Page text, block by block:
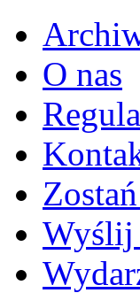
O nas
Wyślij